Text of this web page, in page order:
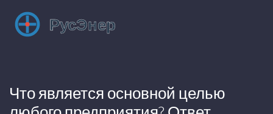
Что является основной целью